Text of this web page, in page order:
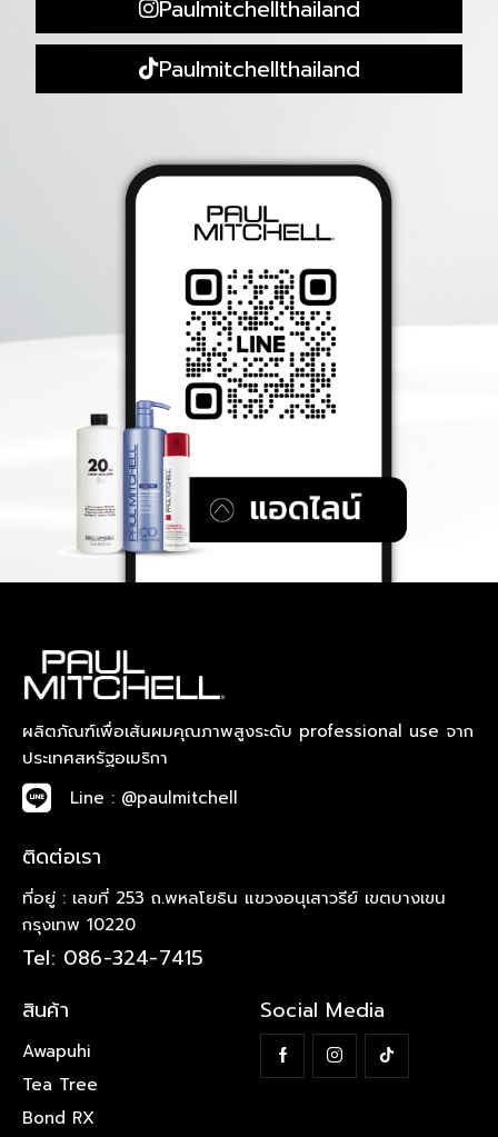
Paulmitchellthailand
Paulmitchellthailand
ผลิตภัณฑ์เพื่อเส้นผมคุณภาพสูงระดับ professional use จาก
ประเทศสหรัฐอเมริกา
Line : @paulmitchell
ติดต่อเรา
ที่อยู่ : เลขที่ 253 ถ.พหลโยธิน แขวงอนุเสาวรีย์ เขตบางเขน
กรุงเทพ 10220
Tel: 086-324-7415
สินค้า
Awapuhi
Tea Tree
Bond RX
Social Media